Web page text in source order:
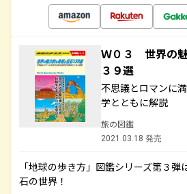
Ｗ０３ 世界の
３９選
不思議とロマンに
学とともに解説
旅の図鑑
2021.03.18 発売
「地球の歩き方」図鑑シリーズ第３
石の世界！